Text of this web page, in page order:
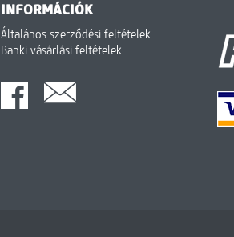
INFORMÁCIÓK
Általános szerződési feltételek
Banki vásárlási feltételek